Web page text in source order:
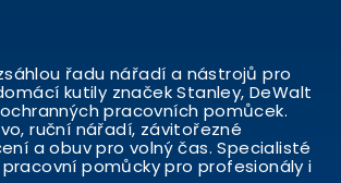
řadu nářadí a nástrojů pro
kutily značek Stanley, DeWalt
pracovních pomůcek.
ruční nářadí, závitořezné
a obuv pro volný čas. Specialisté
pomůcky pro profesionály i